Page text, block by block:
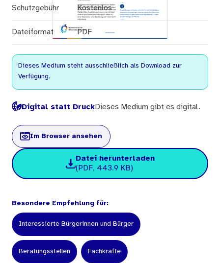
Schutzgebühr Kostenlos
Dateiformat PDF
Dieses Medium steht ausschließlich als Download zur
Verfügung.
Digital statt DruckDieses Medium gibt es digital.
Im Browser ansehen
Datei herunterladen
(PDF, 443.9 KB)
Besondere Empfehlung für:
Interessierte Bürgerinnen und Bürger
Beratungsstellen Fachkräfte